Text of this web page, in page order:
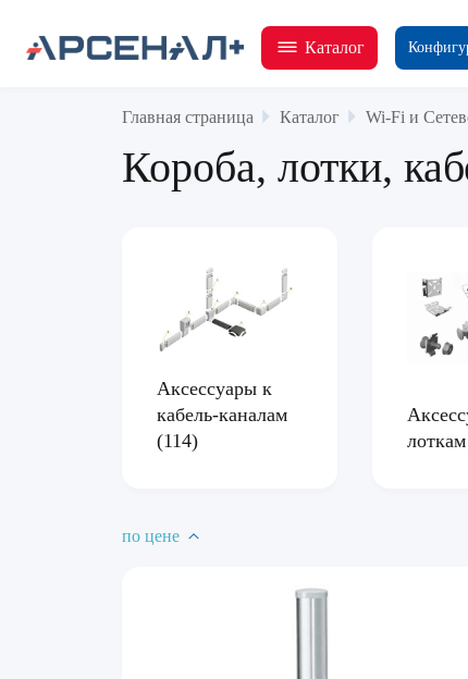
Каталог
Главная страница Каталог Wi-Fi и
Короба, лотки,
Аксессуары к
кабель-каналам
(114)
по цене